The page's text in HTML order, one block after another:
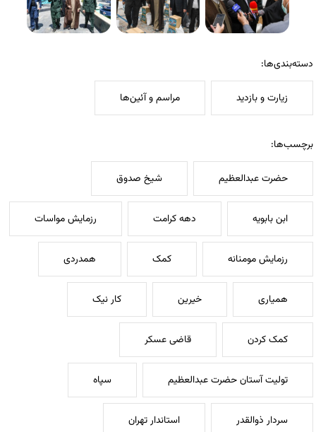
دسته‌بندی‌ها:
زیارت و بازدید مراسم و آئین‌ها
برچسب‌ها:
حضرت عبدالعظیم شیخ صدوق
ابن بابویه دهه کرامت رزمایش مواسات
رزمایش مومنانه کمک همدردی
همیاری خیرین کار نیک
کمک کردن قاضی عسکر
تولیت آستان حضرت عبدالعظیم سپاه
سردار ذوالقدر استاندار تهران